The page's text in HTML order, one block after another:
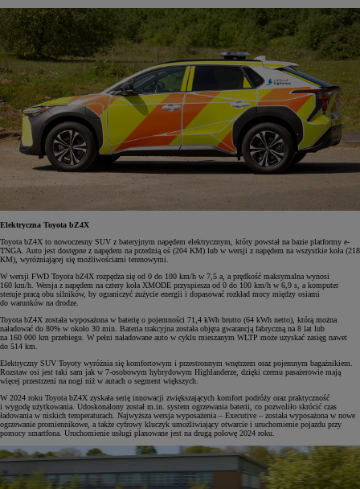
Elektryczna Toyota bZ4X
Toyota bZ4X to nowoczesny SUV z bateryjnym napędem elektrycznym, który powstał na bazie platformy e-
TNGA. Auto jest dostępne z napędem na przednią oś (204 KM) lub w wersji z napędem na wszystkie koła (218
KM), wyróżniającej się możliwościami terenowymi.
W wersji FWD Toyota bZ4X rozpędza się od 0 do 100 km/h w 7,5 a, a prędkość maksymalna wynosi
160 km/h. Wersja z napędem na cztery koła XMODE przyspiesza od 0 do 100 km/h w 6,9 s, a komputer
steruje pracą obu silników, by ograniczyć zużycie energii i dopasować rozkład mocy między osiami
do warunków na drodze.
Toyota bZ4X została wyposażona w baterię o pojemności 71,4 kWh brutto (64 kWh netto), którą można
naładować do 80% w około 30 min. Bateria trakcyjna została objęta gwarancją fabryczną na 8 lat lub
na 160 000 km przebiegu. W pełni naładowane auto w cyklu mieszanym WLTP może uzyskać zasięg nawet
do 514 km.
Elektryczny SUV Toyoty wyróżnia się komfortowym i przestronnym wnętrzem oraz pojemnym bagażnikiem.
Rozstaw osi jest taki sam jak w 7-osobowym hybrydowym Highlanderze, dzięki czemu pasażerowie mają
więcej przestrzeni na nogi niż w autach o segment większych.
W 2024 roku Toyota bZ4X zyskała serię innowacji zwiększających komfort podróży oraz praktyczność
i wygodę użytkowania. Udoskonalony został m.in. system ogrzewania baterii, co pozwoliło skrócić czas
ładowania w niskich temperaturach. Najwyższa wersja wyposażenia – Executive – została wyposażona w nowe
ogrzewanie promiennikowe, a także cyfrowy kluczyk umożliwiający otwarcie i uruchomienie pojazdu przy
pomocy smartfona. Uruchomienie usługi planowane jest na drugą połowę 2024 roku.